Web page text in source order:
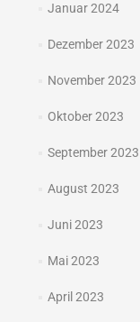
Januar 2024
Dezember 2023
November 2023
Oktober 2023
September 2023
August 2023
Juni 2023
Mai 2023
April 2023